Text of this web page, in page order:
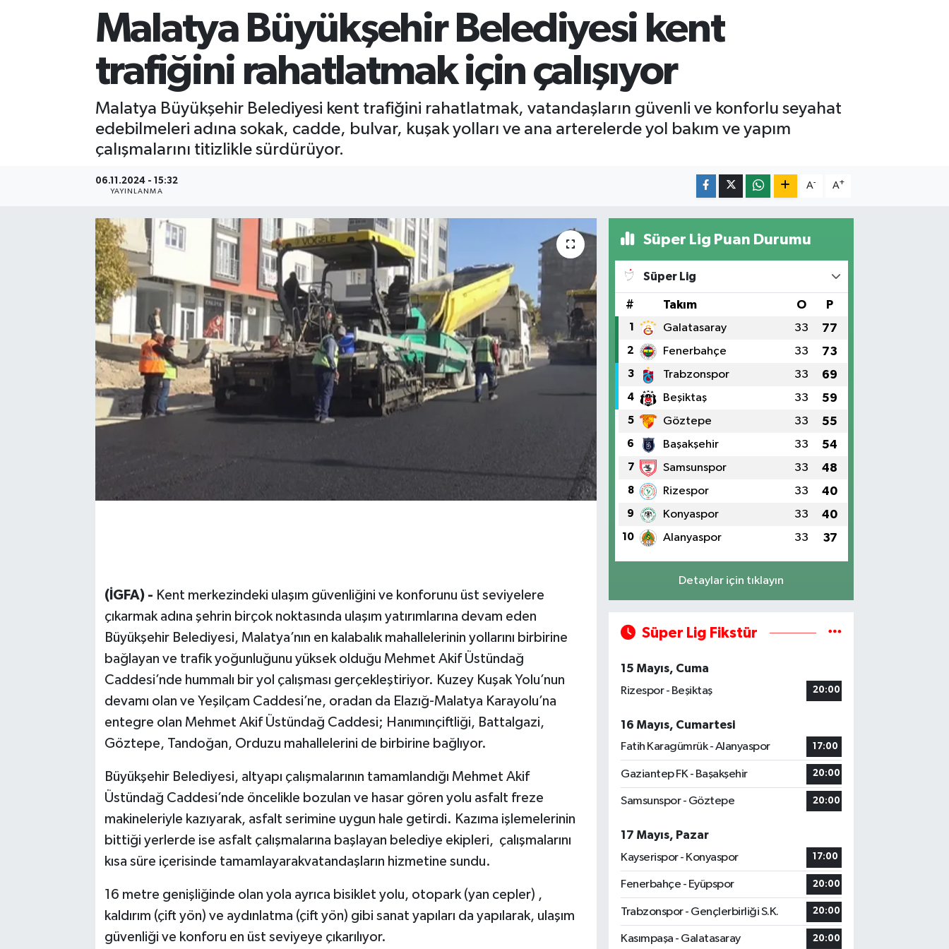
Malatya Büyükşehir Belediyesi kent
trafiğini rahatlatmak için çalışıyor
Malatya Büyükşehir Belediyesi kent trafiğini rahatlatmak, vatandaşların güvenli ve konforlu seyahat
edebilmeleri adına sokak, cadde, bulvar, kuşak yolları ve ana arterelerde yol bakım ve yapım
çalışmalarını titizlikle sürdürüyor.
06.11.2024 - 15:32
YAYINLANMA
A- A+
(İGFA) - Kent merkezindeki ulaşım güvenliğini ve konforunu üst seviyelere
çıkarmak adına şehrin birçok noktasında ulaşım yatırımlarına devam eden
Büyükşehir Belediyesi, Malatya’nın en kalabalık mahallelerinin yollarını birbirine
bağlayan ve trafik yoğunluğunu yüksek olduğu Mehmet Akif Üstündağ
Caddesi’nde hummalı bir yol çalışması gerçekleştiriyor. Kuzey Kuşak Yolu’nun
devamı olan ve Yeşilçam Caddesi’ne, oradan da Elazığ-Malatya Karayolu’na
entegre olan Mehmet Akif Üstündağ Caddesi; Hanımınçiftliği, Battalgazi,
Göztepe, Tandoğan, Orduzu mahallelerini de birbirine bağlıyor.
Büyükşehir Belediyesi, altyapı çalışmalarının tamamlandığı Mehmet Akif
Üstündağ Caddesi’nde öncelikle bozulan ve hasar gören yolu asfalt freze
makineleriyle kazıyarak, asfalt serimine uygun hale getirdi. Kazıma işlemelerinin
bittiği yerlerde ise asfalt çalışmalarına başlayan belediye ekipleri, çalışmalarını
kısa süre içerisinde tamamlayarakvatandaşların hizmetine sundu.
16 metre genişliğinde olan yola ayrıca bisiklet yolu, otopark (yan cepler) ,
kaldırım (çift yön) ve aydınlatma (çift yön) gibi sanat yapıları da yapılarak, ulaşım
güvenliği ve konforu en üst seviyeye çıkarılıyor.
Süper Lig Puan Durumu
Süper Lig
# Takım O P
1 Galatasaray 33 77
2 Fenerbahçe 33 73
3 Trabzonspor 33 69
4 Beşiktaş 33 59
5 Göztepe 33 55
6 Başakşehir 33 54
7 Samsunspor 33 48
8 Rizespor 33 40
9 Konyaspor 33 40
10 Alanyaspor 33 37
Detaylar için tıklayın
Süper Lig Fikstür
15 Mayıs, Cuma
Rizespor - Beşiktaş
20:00
16 Mayıs, Cumartesi
Fatih Karagümrük - Alanyaspor
17:00
Gaziantep FK - Başakşehir 20:00
Samsunspor - Göztepe 20:00
17 Mayıs, Pazar
Kayserispor - Konyaspor
17:00
Fenerbahçe - Eyüpspor 20:00
Trabzonspor - Gençlerbirliği S.K. 20:00
Kasımpaşa - Galatasaray 20:00